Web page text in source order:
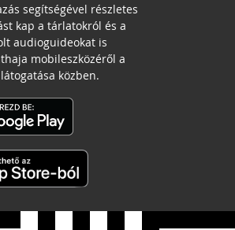
segítségével részletes
kap a tárlatokról és a
audioguideokat is
mobileszközéről a
közben.